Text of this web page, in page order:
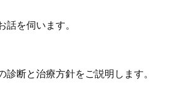
を伺います。
断と治療方針をご説明します。